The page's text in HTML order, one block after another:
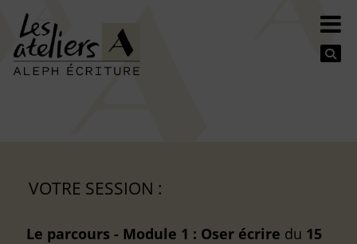
VOTRE SESSION :
Le parcours - Module 1 : Oser écrire du 15